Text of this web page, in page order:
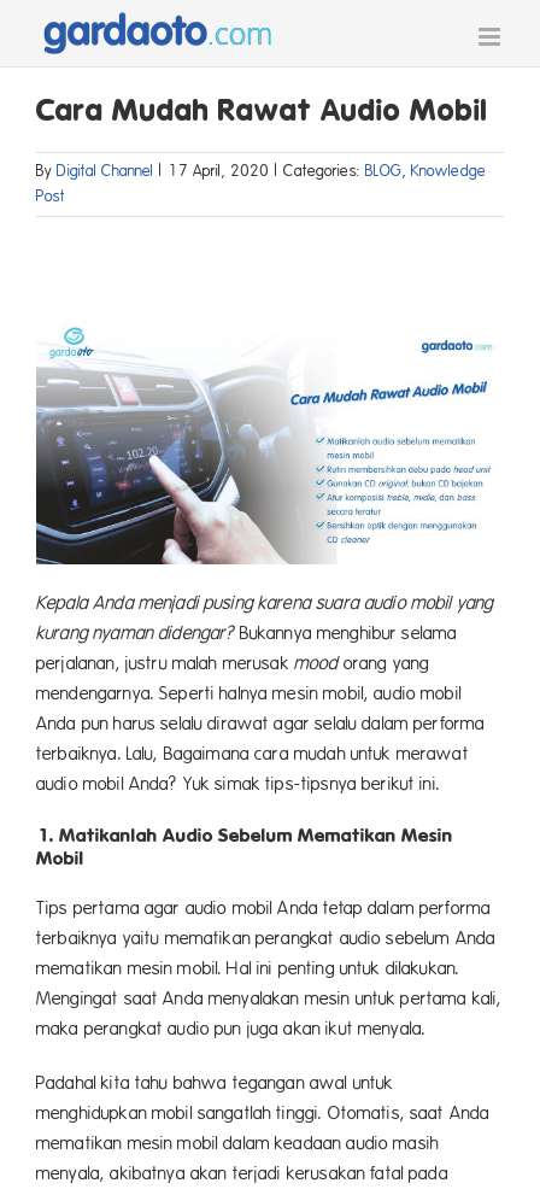
content
Cara Mudah Rawat Audio Mobil
By Digital Channel | 17 April, 2020 | Categories: BLOG, Knowledge
Post
Kepala Anda menjadi pusing karena suara audio mobil yang
kurang nyaman didengar? Bukannya menghibur selama
perjalanan, justru malah merusak moodorang yang
mendengarnya. Seperti halnya mesin mobil, audio mobil
Anda pun harus selalu dirawat agar selalu dalam performa
terbaiknya. Lalu, Bagaimana cara mudah untuk merawat
audio mobil Anda? Yuk simak tips-tipsnya berikut ini.
1. Matikanlah Audio Sebelum Mematikan Mesin
Mobil
Tips pertama agar audio mobil Anda tetap dalam performa
terbaiknya yaitu mematikan perangkat audio sebelum Anda
mematikan mesin mobil. Hal ini penting untuk dilakukan.
Mengingat saat Anda menyalakan mesin untuk pertama kali,
maka perangkat audio pun juga akan ikut menyala.
Padahal kita tahu bahwa tegangan awal untuk
menghidupkan mobil sangatlah tinggi. Otomatis, saat Anda
mematikan mesin mobil dalam keadaan audio masih
menyala, akibatnya akan terjadi kerusakan fatal pada